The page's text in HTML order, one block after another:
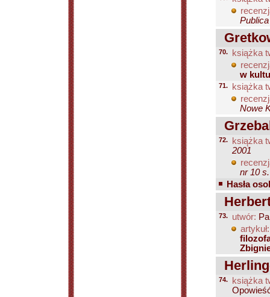
70.
książka
w
71.
książka
Nowe
72.
książka
2001
nr 10
Hasła
73. utwór:
artykuł:
74.
książka